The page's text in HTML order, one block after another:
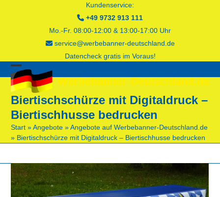
Kundenservice:
+49 9732 913 111
Mo.-Fr. 08:00-12:00 & 13:00-17:00 Uhr
service@werbebanner-deutschland.de
Datencheck gratis im Voraus!
Open
mobile
menu
Close
mobile
menu
Biertischschürze mit Digitaldruck –
Biertischhusse bedrucken
Start »Angebote »Angebote auf Werbebanner-Deutschland.de
» Biertischschürze mit Digitaldruck – Biertischhusse bedrucken